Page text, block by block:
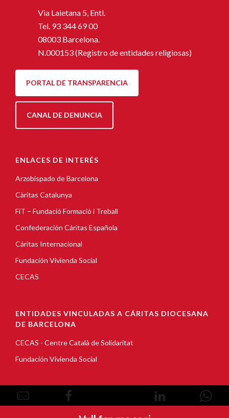
Via Laietana 5, Entl.
Tel. 93 344 69 00
08003 Barcelona.
N.000153 (Registro de entidades religiosas)
PORTAL DE TRANSPARENCIA
CANAL DE DENUNCIA
ENLACES DE INTERÉS
Arzobispado de Barcelona
Càritas Catalunya
FiT – Fundació Formació i Treball
Confederación Cáritas Española
Cáritas Internacional
Fundación Vivienda Social
CECAS
ENTIDADES VINCULADAS A CÁRITAS DIOCESANA
DE BARCELONA
CECAS - Centre Català de Solidaritat
Fundación Vivienda Social
© Copyright 2026, Càritas Barcelona |Aviso Legal|